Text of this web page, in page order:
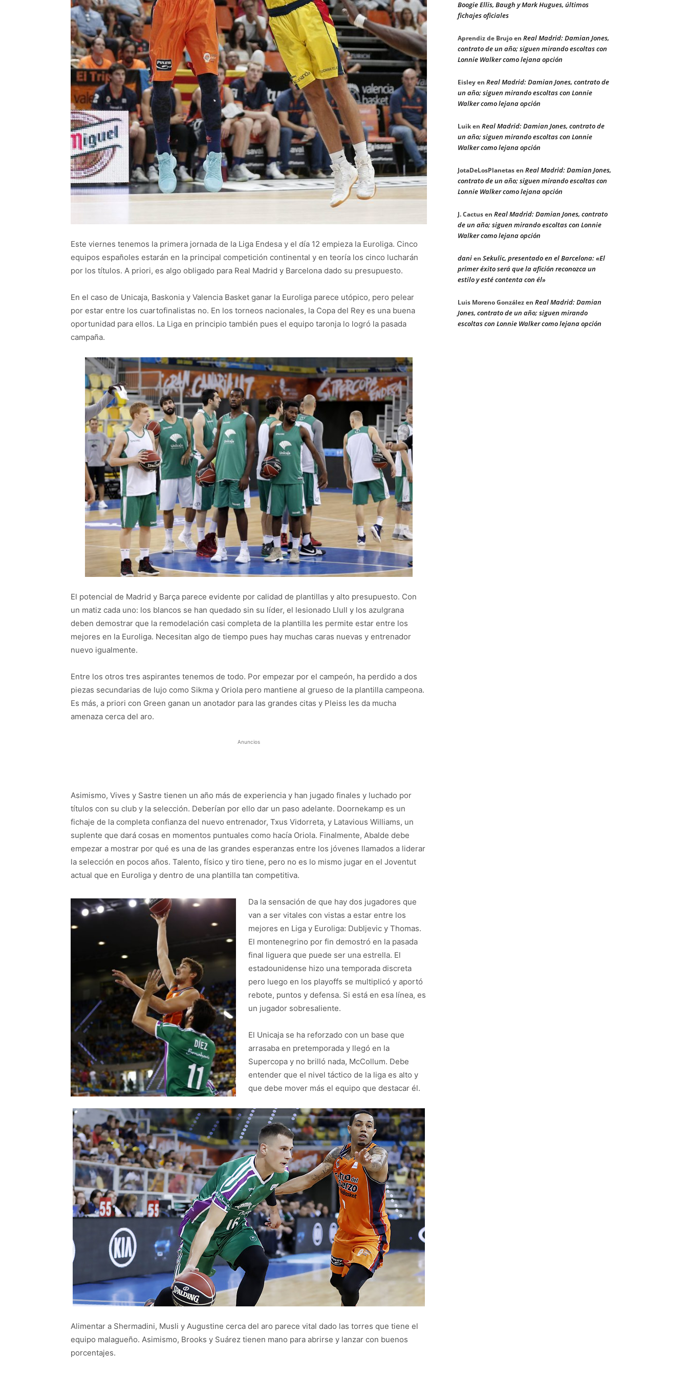
Este viernes tenemos la primera jornada de la Liga Endesa y el día 12 empieza la Euroliga. Cinco
equipos españoles estarán en la principal competición continental y en teoría los cinco lucharán
por los títulos. A priori, es algo obligado para Real Madrid y Barcelona dado su presupuesto.
En el caso de Unicaja, Baskonia y Valencia Basket ganar la Euroliga parece utópico, pero pelear
por estar entre los cuartofinalistas no. En los torneos nacionales, la Copa del Rey es una buena
oportunidad para ellos. La Liga en principio también pues el equipo taronja lo logró la pasada
campaña.
El potencial de Madrid y Barça parece evidente por calidad de plantillas y alto presupuesto. Con
un matiz cada uno: los blancos se han quedado sin su líder, el lesionado Llull y los azulgrana
deben demostrar que la remodelación casi completa de la plantilla les permite estar entre los
mejores en la Euroliga. Necesitan algo de tiempo pues hay muchas caras nuevas y entrenador
nuevo igualmente.
Entre los otros tres aspirantes tenemos de todo. Por empezar por el campeón, ha perdido a dos
piezas secundarias de lujo como Sikma y Oriola pero mantiene al grueso de la plantilla campeona.
Es más, a priori con Green ganan un anotador para las grandes citas y Pleiss les da mucha
amenaza cerca del aro.
Anuncios
Asimismo, Vives y Sastre tienen un año más de experiencia y han jugado finales y luchado por
títulos con su club y la selección. Deberían por ello dar un paso adelante. Doornekamp es un
fichaje de la completa confianza del nuevo entrenador, Txus Vidorreta, y Latavious Williams, un
suplente que dará cosas en momentos puntuales como hacía Oriola. Finalmente, Abalde debe
empezar a mostrar por qué es una de las grandes esperanzas entre los jóvenes llamados a liderar
la selección en pocos años. Talento, físico y tiro tiene, pero no es lo mismo jugar en el Joventut
actual que en Euroliga y dentro de una plantilla tan competitiva.
Da la sensación de que hay dos jugadores que
van a ser vitales con vistas a estar entre los
mejores en Liga y Euroliga: Dubljevic y Thomas.
El montenegrino por fin demostró en la pasada
final liguera que puede ser una estrella. El
estadounidense hizo una temporada discreta
pero luego en los playoffs se multiplicó y aportó
rebote, puntos y defensa. Si está en esa línea, es
un jugador sobresaliente.
El Unicaja se ha reforzado con un base que
arrasaba en pretemporada y llegó en la
Supercopa y no brilló nada, McCollum. Debe
entender que el nivel táctico de la liga es alto y
que debe mover más el equipo que destacar él.
Alimentar a Shermadini, Musli y Augustine cerca del aro parece vital dado las torres que tiene el
equipo malagueño. Asimismo, Brooks y Suárez tienen mano para abrirse y lanzar con buenos
porcentajes.
Boogie Ellis, Baugh y Mark Hugues, últimos
fichajes oficiales
Aprendiz de Brujoen Real Madrid: Damian Jones,
contrato de un año; siguen mirando escoltas con
Lonnie Walker como lejana opción
Eisleyen Real Madrid: Damian Jones, contrato de
un año; siguen mirando escoltas con Lonnie
Walker como lejana opción
Luiken Real Madrid: Damian Jones, contrato de
un año; siguen mirando escoltas con Lonnie
Walker como lejana opción
JotaDeLosPlanetasen Real Madrid: Damian Jones,
contrato de un año; siguen mirando escoltas con
Lonnie Walker como lejana opción
J. Cactusen Real Madrid: Damian Jones, contrato
de un año; siguen mirando escoltas con Lonnie
Walker como lejana opción
danien Sekulic, presentado en el Barcelona: «El
primer éxito será que la afición reconozca un
estilo y esté contenta con él»
Luis Moreno Gonzálezen Real Madrid: Damian
Jones, contrato de un año; siguen mirando
escoltas con Lonnie Walker como lejana opción